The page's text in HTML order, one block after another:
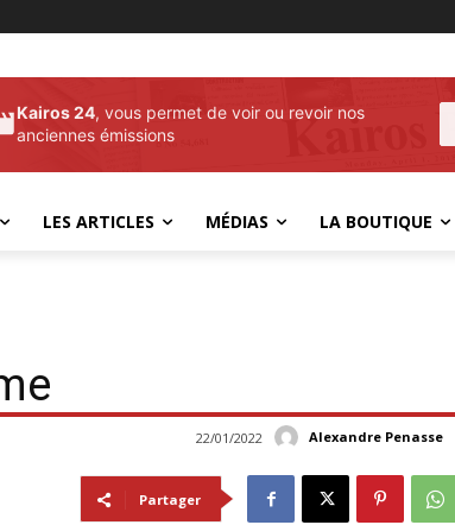
Kairos 24, vous permet de voir ou revoir nos
anciennes émissions
LES ARTICLES MÉDIAS LA BOUTIQUE
Alexandre Penasse
22/01/2022
Partager